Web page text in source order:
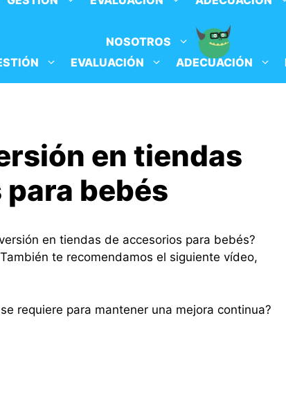
NOSOTROS
EVALUACIÓN ADECUACIÓN
en tiendas
bebés
en tiendas de accesorios para bebés?
te recomendamos el siguiente vídeo,